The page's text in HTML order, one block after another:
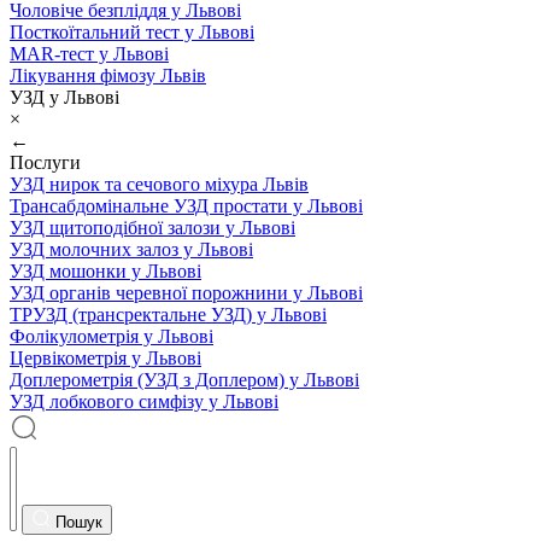
Чоловіче безпліддя у Львові
Посткоїтальний тест у Львові
MAR-тест у Львові
Лікування фімозу Львів
УЗД у Львові
×
←
Послуги
УЗД нирок та сечового міхура Львів
Трансабдомінальне УЗД простати у Львові
УЗД щитоподібної залози у Львові
УЗД молочних залоз у Львові
УЗД мошонки у Львові
УЗД органів черевної порожнини у Львові
ТРУЗД (трансректальне УЗД) у Львові
Фолікулометрія у Львові
Цервікометрія у Львові
Доплерометрія (УЗД з Доплером) у Львові
УЗД лобкового симфізу у Львові
Пошук